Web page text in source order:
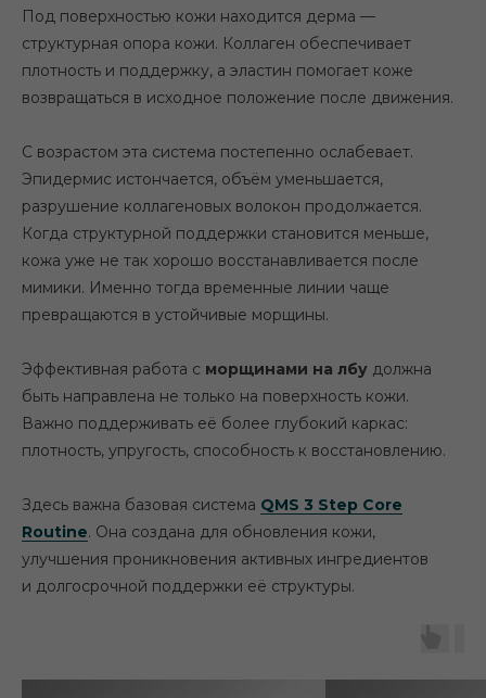
Под поверхностью кожи находится дерма —
структурная опора кожи. Коллаген обеспечивает
плотность и поддержку, а эластин помогает коже
возвращаться в исходное положение после движения.
С возрастом эта система постепенно ослабевает.
Эпидермис истончается, объём уменьшается,
разрушение коллагеновых волокон продолжается.
Когда структурной поддержки становится меньше,
кожа уже не так хорошо восстанавливается после
мимики. Именно тогда временные линии чаще
превращаются в устойчивые морщины.
Эффективная работа с морщинами на лбу должна
быть направлена не только на поверхность кожи.
Важно поддерживать её более глубокий каркас:
плотность, упругость, способность к восстановлению.
Здесь важна базовая система QMS 3 Step Core
Routine. Она создана для обновления кожи,
улучшения проникновения активных ингредиентов
и долгосрочной поддержки её структуры.